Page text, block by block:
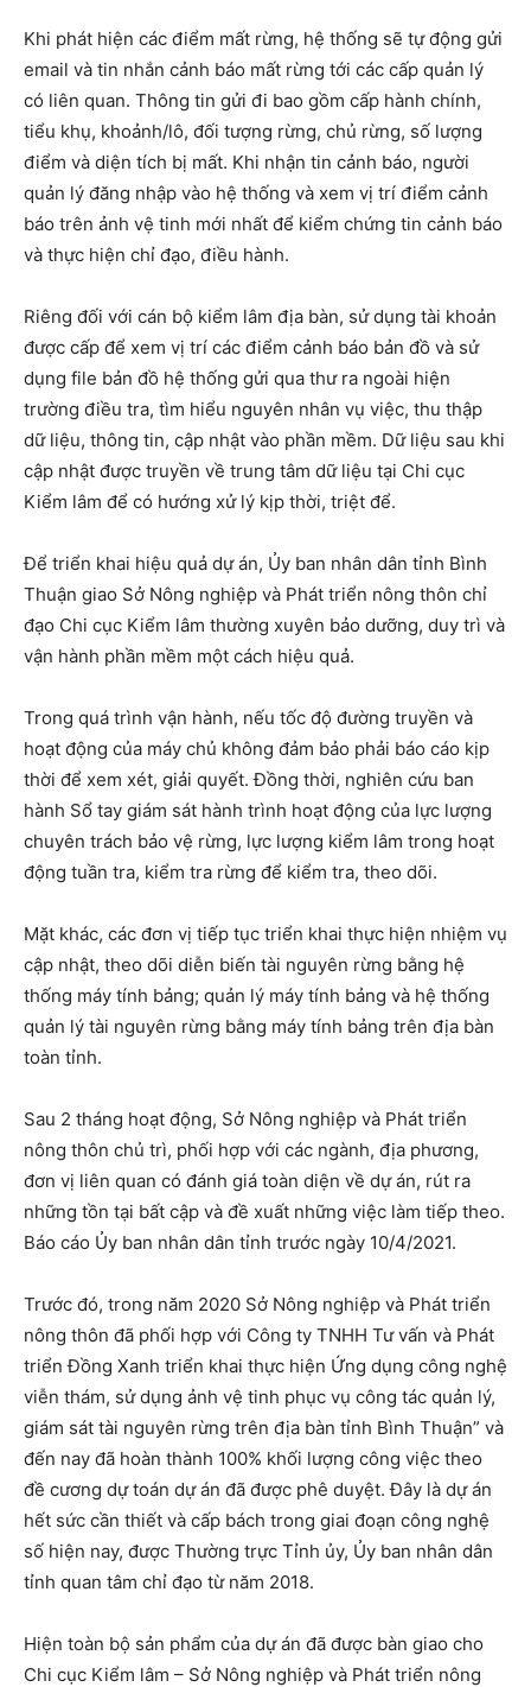
Khi phát hiện các điểm mất rừng, hệ thống sẽ tự động gửi
email và tin nhắn cảnh báo mất rừng tới các cấp quản lý
có liên quan. Thông tin gửi đi bao gồm cấp hành chính,
tiểu khụ, khoảnh/lô, đối tượng rừng, chủ rừng, số lượng
điểm và diện tích bị mất. Khi nhận tin cảnh báo, người
quản lý đăng nhập vào hệ thống và xem vị trí điểm cảnh
báo trên ảnh vệ tinh mới nhất để kiểm chứng tin cảnh báo
và thực hiện chỉ đạo, điều hành.
Riêng đối với cán bộ kiểm lâm địa bàn, sử dụng tài khoản
được cấp để xem vị trí các điểm cảnh báo bản đồ và sử
dụng file bản đồ hệ thống gửi qua thư ra ngoài hiện
trường điều tra, tìm hiểu nguyên nhân vụ việc, thu thập
dữ liệu, thông tin, cập nhật vào phần mềm. Dữ liệu sau khi
cập nhật được truyền về trung tâm dữ liệu tại Chi cục
Kiểm lâm để có hướng xử lý kịp thời, triệt để.
Để triển khai hiệu quả dự án, Ủy ban nhân dân tỉnh Bình
Thuận giao Sở Nông nghiệp và Phát triển nông thôn chỉ
đạo Chi cục Kiểm lâm thường xuyên bảo dưỡng, duy trì và
vận hành phần mềm một cách hiệu quả.
Trong quá trình vận hành, nếu tốc độ đường truyền và
hoạt động của máy chủ không đảm bảo phải báo cáo kịp
thời để xem xét, giải quyết. Đồng thời, nghiên cứu ban
hành Sổ tay giám sát hành trình hoạt động của lực lượng
chuyên trách bảo vệ rừng, lực lượng kiểm lâm trong hoạt
động tuần tra, kiểm tra rừng để kiểm tra, theo dõi.
Mặt khác, các đơn vị tiếp tục triển khai thực hiện nhiệm vụ
cập nhật, theo dõi diễn biến tài nguyên rừng bằng hệ
thống máy tính bảng; quản lý máy tính bảng và hệ thống
quản lý tài nguyên rừng bằng máy tính bảng trên địa bàn
toàn tỉnh.
Sau 2 tháng hoạt động, Sở Nông nghiệp và Phát triển
nông thôn chủ trì, phối hợp với các ngành, địa phương,
đơn vị liên quan có đánh giá toàn diện về dự án, rút ra
những tồn tại bất cập và đề xuất những việc làm tiếp theo.
Báo cáo Ủy ban nhân dân tỉnh trước ngày 10/4/2021.
Trước đó, trong năm 2020 Sở Nông nghiệp và Phát triển
nông thôn đã phối hợp với Công ty TNHH Tư vấn và Phát
triển Đồng Xanh triển khai thực hiện Ứng dụng công nghệ
viễn thám, sử dụng ảnh vệ tinh phục vụ công tác quản lý,
giám sát tài nguyên rừng trên địa bàn tỉnh Bình Thuận” và
đến nay đã hoàn thành 100% khối lượng công việc theo
đề cương dự toán dự án đã được phê duyệt. Đây là dự án
hết sức cần thiết và cấp bách trong giai đoạn công nghệ
số hiện nay, được Thường trực Tỉnh ủy, Ủy ban nhân dân
tỉnh quan tâm chỉ đạo từ năm 2018.
Hiện toàn bộ sản phẩm của dự án đã được bàn giao cho
Chi cục Kiểm lâm – Sở Nông nghiệp và Phát triển nông